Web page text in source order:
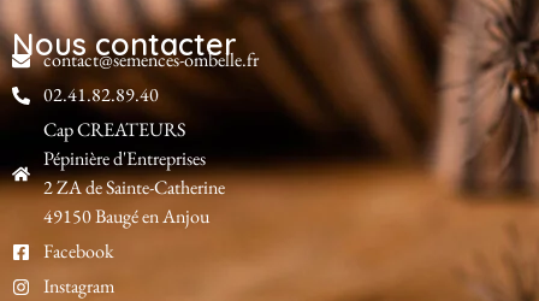
Nous contacter
contact@semences-ombelle.fr
02.41.82.89.40
Cap CREATEURS
Pépinière d'Entreprises
2 ZA de Sainte-Catherine
49150 Baugé en Anjou
Facebook
Instagram